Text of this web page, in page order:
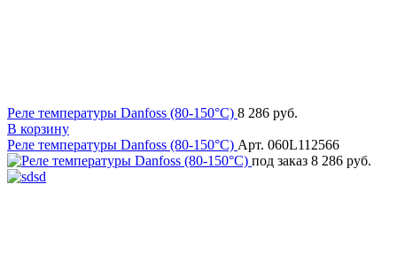
Реле температуры Danfoss (80-150°C) 8 286 руб.
В корзину
Реле температуры Danfoss (80-150°C) Арт. 060L112566
под заказ 8 286 руб.